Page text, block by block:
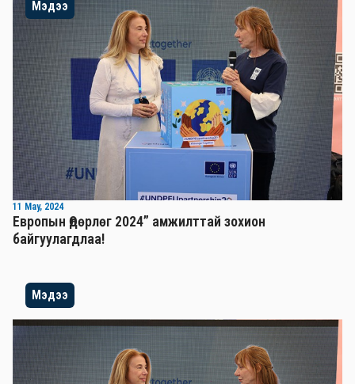
Мэдээ
11 May, 2024
Европын Өдөрлөг 2024” амжилттай зохион
байгуулагдлаа!
Мэдээ